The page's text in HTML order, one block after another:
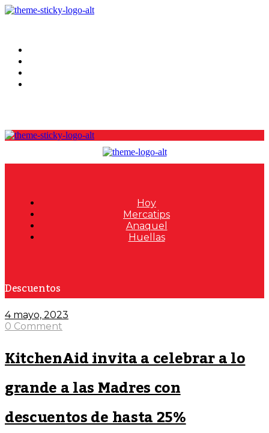
Hoy
Mercatips
Anaquel
Huellas
Descuentos
4 mayo, 2023
0 Comment
KitchenAid invita a celebrar a lo
grande a las Madres con
descuentos de hasta 25%